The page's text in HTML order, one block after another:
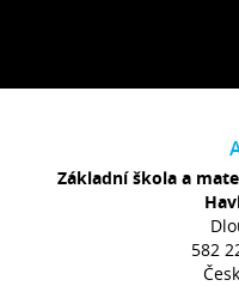
Základní škola a
582